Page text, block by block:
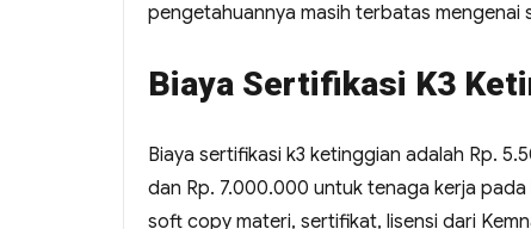
pengetahuannya masih terbatas mengenai
Biaya Sertifikasi K3
Biaya sertifikasi k3 ketinggian adalah Rp.
dan Rp. 7.000.000 untuk tenaga kerja
soft copy materi, sertifikat, lisensi dari